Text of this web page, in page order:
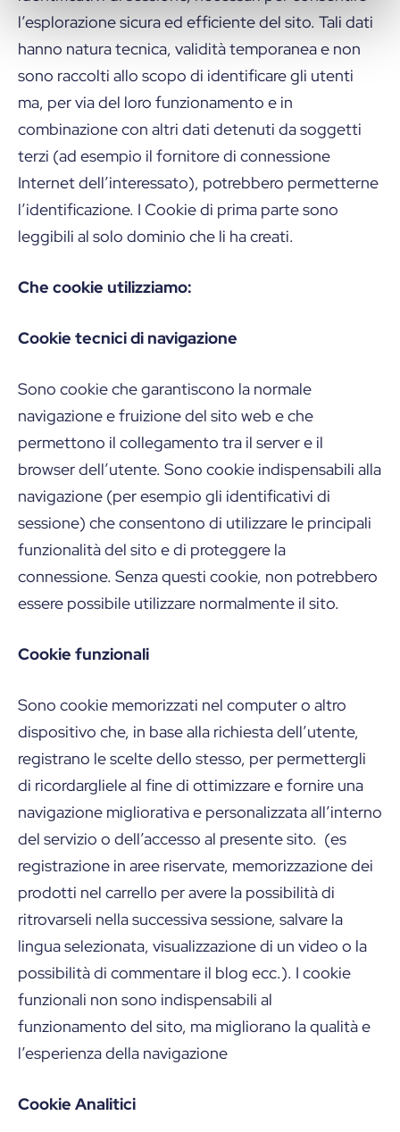
l’esplorazione sicura ed efficiente del sito. Tali dati
hanno natura tecnica, validità temporanea e non
sono raccolti allo scopo di identificare gli utenti
ma, per via del loro funzionamento e in
combinazione con altri dati detenuti da soggetti
terzi (ad esempio il fornitore di connessione
Internet dell’interessato), potrebbero permetterne
l’identificazione. I Cookie di prima parte sono
leggibili al solo dominio che li ha creati.
Che cookie utilizziamo:
Cookie tecnici di navigazione
Sono cookie che garantiscono la normale
navigazione e fruizione del sito web e che
permettono il collegamento tra il server e il
browser dell’utente. Sono cookie indispensabili alla
navigazione (per esempio gli identificativi di
sessione) che consentono di utilizzare le principali
funzionalità del sito e di proteggere la
connessione. Senza questi cookie, non potrebbero
essere possibile utilizzare normalmente il sito.
Cookie funzionali
Sono cookie memorizzati nel computer o altro
dispositivo che, in base alla richiesta dell’utente,
registrano le scelte dello stesso, per permettergli
di ricordargliele al fine di ottimizzare e fornire una
navigazione migliorativa e personalizzata all’interno
del servizio o dell’accesso al presente sito. (es
registrazione in aree riservate, memorizzazione dei
prodotti nel carrello per avere la possibilità di
ritrovarseli nella successiva sessione, salvare la
lingua selezionata, visualizzazione di un video o la
possibilità di commentare il blog ecc.). I cookie
funzionali non sono indispensabili al
funzionamento del sito, ma migliorano la qualità e
l’esperienza della navigazione
Cookie Analitici